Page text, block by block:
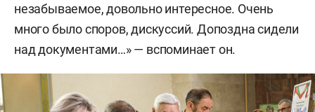
незабываемое, довольно интересное. Очень
много было споров, дискуссий. Допоздна сидели
над документами…» — вспоминает он.